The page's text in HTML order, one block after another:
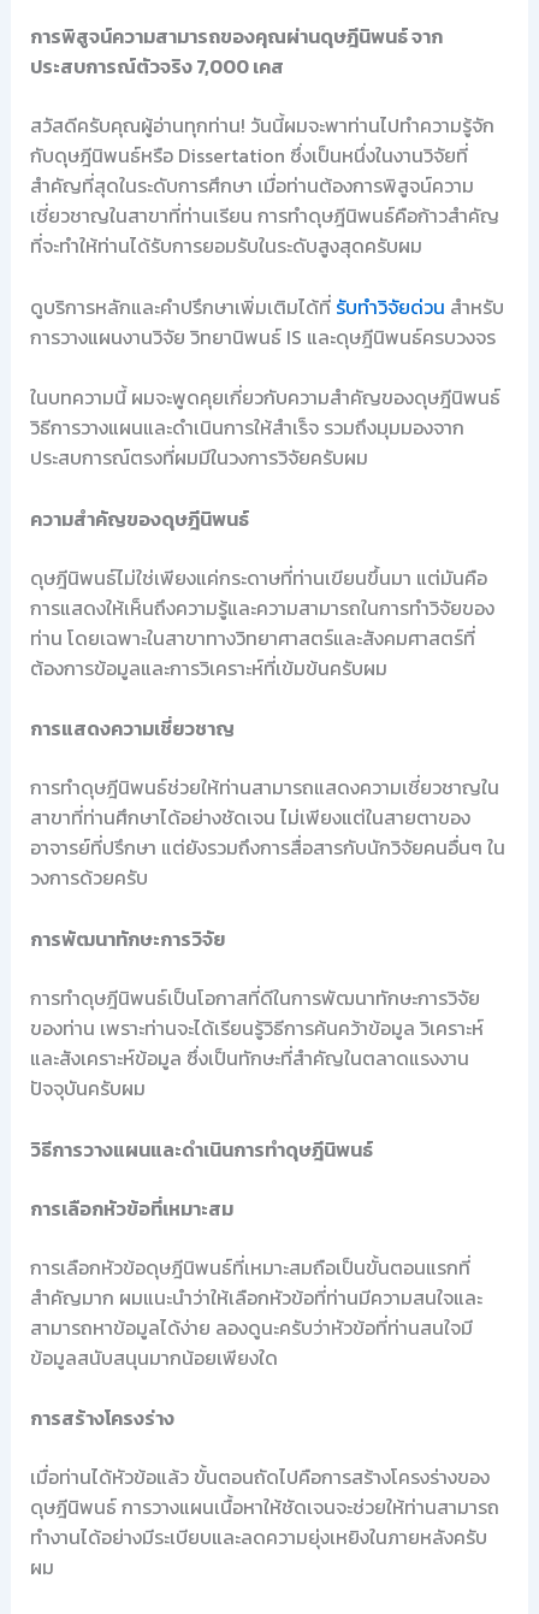
การพิสูจน์ความสามารถของคุณผ่านดุษฎีนิพนธ์ จาก
ประสบการณ์ตัวจริง 7,000 เคส
สวัสดีครับคุณผู้อ่านทุกท่าน! วันนี้ผมจะพาท่านไปทำความรู้จัก
กับดุษฎีนิพนธ์หรือ Dissertation ซึ่งเป็นหนึ่งในงานวิจัยที่
สำคัญที่สุดในระดับการศึกษา เมื่อท่านต้องการพิสูจน์ความ
เชี่ยวชาญในสาขาที่ท่านเรียน การทำดุษฎีนิพนธ์คือก้าวสำคัญ
ที่จะทำให้ท่านได้รับการยอมรับในระดับสูงสุดครับผม
ดูบริการหลักและคำปรึกษาเพิ่มเติมได้ที่ รับทำวิจัยด่วน สำหรับ
การวางแผนงานวิจัย วิทยานิพนธ์ IS และดุษฎีนิพนธ์ครบวงจร
ในบทความนี้ ผมจะพูดคุยเกี่ยวกับความสำคัญของดุษฎีนิพนธ์
วิธีการวางแผนและดำเนินการให้สำเร็จ รวมถึงมุมมองจาก
ประสบการณ์ตรงที่ผมมีในวงการวิจัยครับผม
ความสำคัญของดุษฎีนิพนธ์
ดุษฎีนิพนธ์ไม่ใช่เพียงแค่กระดาษที่ท่านเขียนขึ้นมา แต่มันคือ
การแสดงให้เห็นถึงความรู้และความสามารถในการทำวิจัยของ
ท่าน โดยเฉพาะในสาขาทางวิทยาศาสตร์และสังคมศาสตร์ที่
ต้องการข้อมูลและการวิเคราะห์ที่เข้มข้นครับผม
การแสดงความเชี่ยวชาญ
การทำดุษฎีนิพนธ์ช่วยให้ท่านสามารถแสดงความเชี่ยวชาญใน
สาขาที่ท่านศึกษาได้อย่างชัดเจน ไม่เพียงแต่ในสายตาของ
อาจารย์ที่ปรึกษา แต่ยังรวมถึงการสื่อสารกับนักวิจัยคนอื่นๆ ใน
วงการด้วยครับ
การพัฒนาทักษะการวิจัย
การทำดุษฎีนิพนธ์เป็นโอกาสที่ดีในการพัฒนาทักษะการวิจัย
ของท่าน เพราะท่านจะได้เรียนรู้วิธีการค้นคว้าข้อมูล วิเคราะห์
และสังเคราะห์ข้อมูล ซึ่งเป็นทักษะที่สำคัญในตลาดแรงงาน
ปัจจุบันครับผม
วิธีการวางแผนและดำเนินการทำดุษฎีนิพนธ์
การเลือกหัวข้อที่เหมาะสม
การเลือกหัวข้อดุษฎีนิพนธ์ที่เหมาะสมถือเป็นขั้นตอนแรกที่
สำคัญมาก ผมแนะนำว่าให้เลือกหัวข้อที่ท่านมีความสนใจและ
สามารถหาข้อมูลได้ง่าย ลองดูนะครับว่าหัวข้อที่ท่านสนใจมี
ข้อมูลสนับสนุนมากน้อยเพียงใด
การสร้างโครงร่าง
เมื่อท่านได้หัวข้อแล้ว ขั้นตอนถัดไปคือการสร้างโครงร่างของ
ดุษฎีนิพนธ์ การวางแผนเนื้อหาให้ชัดเจนจะช่วยให้ท่านสามารถ
ทำงานได้อย่างมีระเบียบและลดความยุ่งเหยิงในภายหลังครับ
ผม